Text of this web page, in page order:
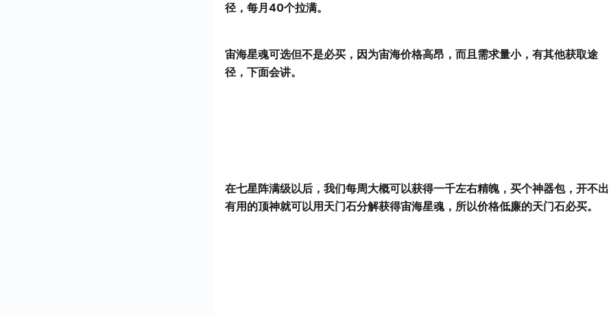
径，每月40个拉满。
宙海星魂可选但不是必买，因为宙海价格高昂，而且需求量小，有其他获取途
径，下面会讲。
在七星阵满级以后，我们每周大概可以获得一千左右精魄，买个神器包，开不出
有用的顶神就可以用天门石分解获得宙海星魂，所以价格低廉的天门石必买。